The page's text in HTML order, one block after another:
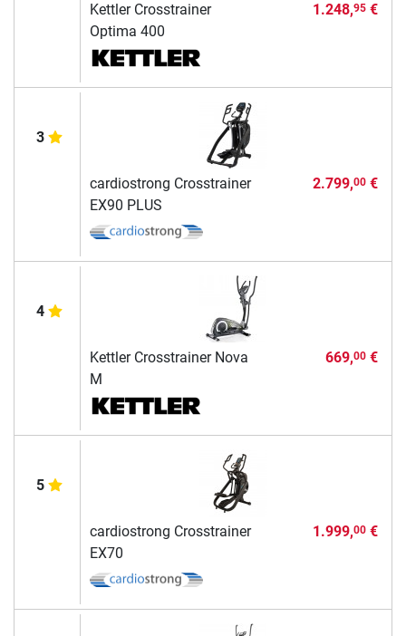
Kettler Crosstrainer
Optima 400
1.248,95€
3
cardiostrong Crosstrainer
EX90 PLUS
2.799,00€
4
Kettler Crosstrainer Nova
M
669,00€
5
cardiostrong Crosstrainer
EX70
1.999,00€